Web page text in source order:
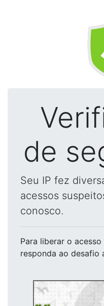
de
Seu IP fez
acessos
conosco.
Para liberar o acesso
responda ao desafio